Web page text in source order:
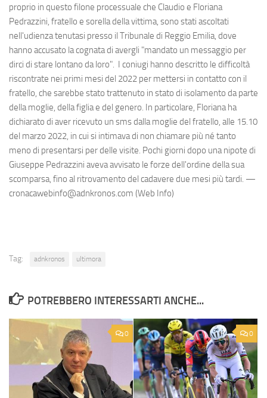
proprio in questo filone processuale che Claudio e Floriana
Pedrazzini, fratello e sorella della vittima, sono stati ascoltati
nell'udienza tenutasi presso il Tribunale di Reggio Emilia, dove
hanno accusato la cognata di avergli "mandato un messaggio per
dirci di stare lontano da loro". I coniugi hanno descritto le difficoltà
riscontrate nei primi mesi del 2022 per mettersi in contatto con il
fratello, che sarebbe stato trattenuto in stato di isolamento da parte
della moglie, della figlia e del genero. In particolare, Floriana ha
dichiarato di aver ricevuto un sms dalla moglie del fratello, alle 15.10
del marzo 2022, in cui si intimava di non chiamare più né tanto
meno di presentarsi per delle visite. Pochi giorni dopo una nipote di
Giuseppe Pedrazzini aveva avvisato le forze dell'ordine della sua
scomparsa, fino al ritrovamento del cadavere due mesi più tardi. —
cronacawebinfo@adnkronos.com (Web Info)
Tag: adnkronos ultimora
POTREBBERO INTERESSARTI ANCHE...
0 0